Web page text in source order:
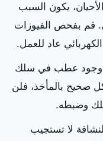
يكون السبب
قم بفحص الفيوزات
عاد للعمل.
وجود عطب في سلك
صحيح بالمأخذ، فلن
وضبطه.
لا تستجيب